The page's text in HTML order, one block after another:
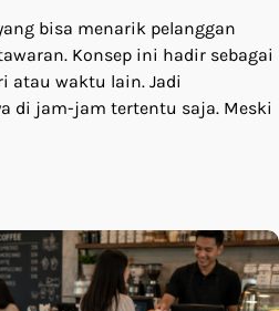
bisa menarik pelanggan
Konsep ini hadir sebagai
atau waktu lain. Jadi
di jam-jam tertentu saja. Meski